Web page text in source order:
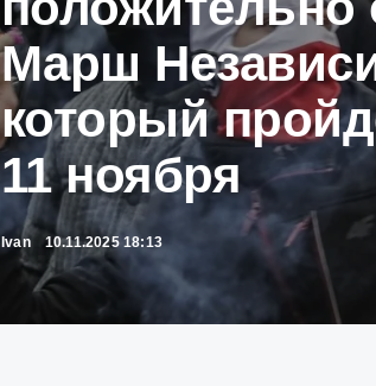
Марш
который
11 ноября
Ivan 10.11.2025 18:13